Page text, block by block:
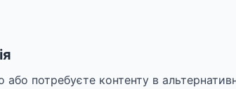
потребуєте контенту в